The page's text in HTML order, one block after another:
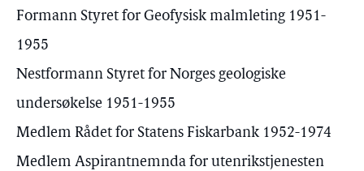
Formann Styret for Geofysisk malmleting 1951-
1955
Nestformann Styret for Norges geologiske
undersøkelse 1951-1955
Medlem Rådet for Statens Fiskarbank 1952-1974
Medlem Aspirantnemnda for utenrikstjenesten